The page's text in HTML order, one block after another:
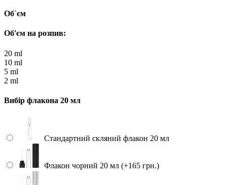
Об`єм
Об'єм на розпив:
20 ml
10 ml
5 ml
2 ml
Вибір флакона 20 мл
Стандартний скляний флакон 20 мл
Флакон чорний 20 мл (+165 грн.)